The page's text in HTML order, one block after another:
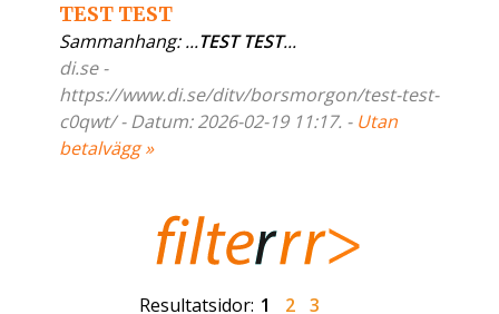
TEST TEST
Sammanhang: ...TEST TEST...
di.se -
https://www.di.se/ditv/borsmorgon/test-test-
c0qwt/ - Datum: 2026-02-19 11:17. - Utan
betalvägg »
Resultatsidor: 1 2 3